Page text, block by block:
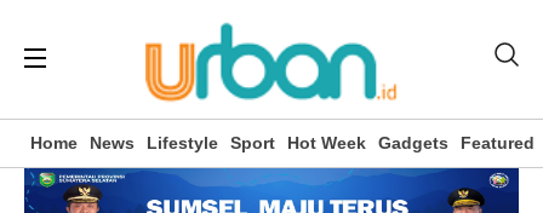
Home News Lifestyle Sport Hot Week Gadgets Featured